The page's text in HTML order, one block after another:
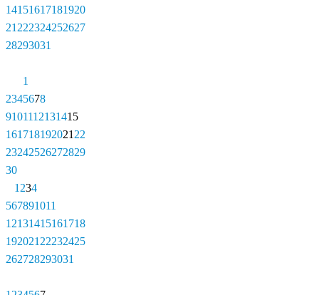
14151617181920
21 222324252627
28293031
1
2345678
9101112131415
161718192021 22
23242526272829
30
1 234
567891011
12131415161718
192021 22232425
262728293031